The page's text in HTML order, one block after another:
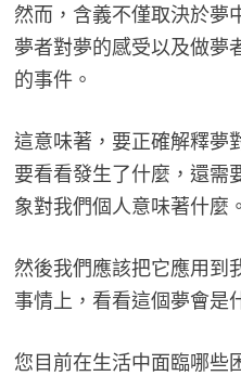
然而，含義不僅取決於夢
夢者對夢的感受以及做夢
的事件。
這意味著，要正確解釋夢
要看看發生了什麼，還需
象對我們個人意味著什麼。
然後我們應該把它應用到
事情上，看看這個夢會是
您目前在生活中面臨哪些